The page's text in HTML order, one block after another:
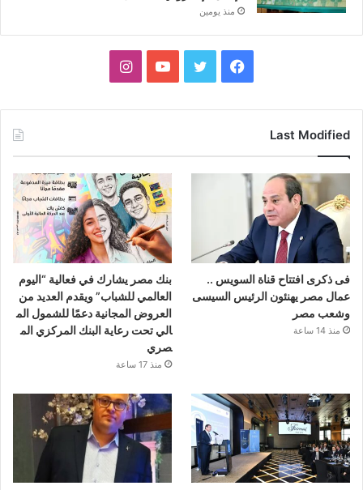
منذ يومين
فيسبوك تويتر يوتيوبانستقرام
Last Modified
فى ذكرى افتتاح قناة السويس ..
عمال مصر يهنئون الرئيس السيسى
وشعب مصر
منذ 14 ساعة
بنك مصر يشارك في فعالية “اليوم
العالمي للشباب” ويقدم العديد من
العروض المجانية دعمًا للشمول الم
الي تحت رعاية البنك المركزي الم
صري
منذ 17 ساعة